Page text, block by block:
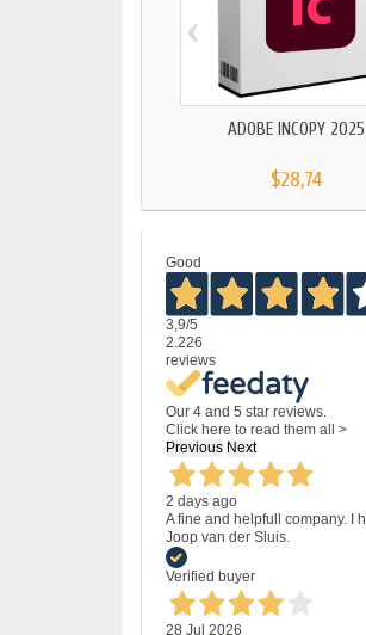
ADOBE INCOPY 2025
$28,74
‹
Good
3,9/5
2.226
reviews
Our 4 and 5 star reviews.
Click here to read them all >
Previous Next
2 days ago
A fine and helpfull company. I
Joop van der Sluis.
Verified buyer
28 Jul 2026